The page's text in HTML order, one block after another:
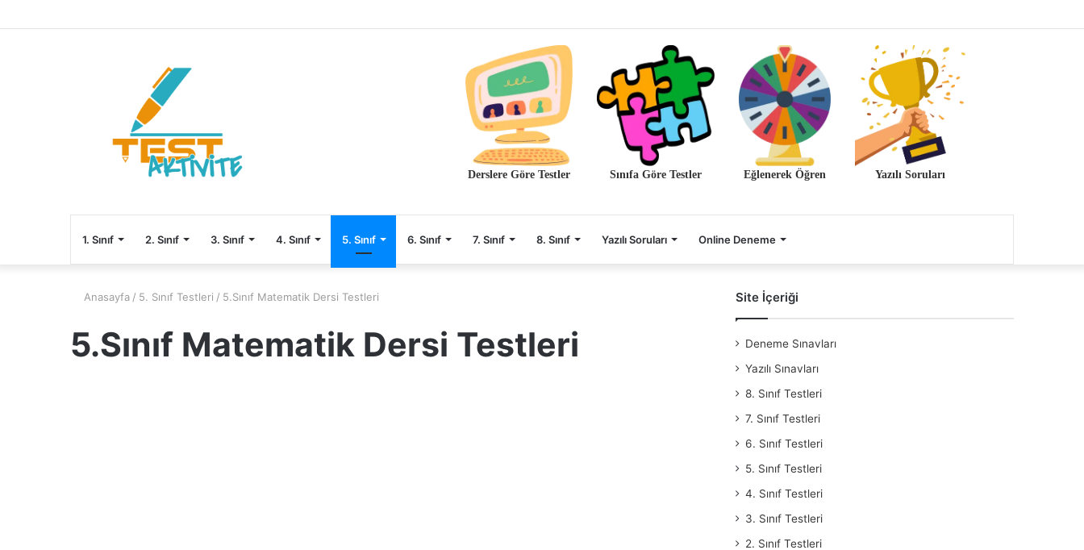
Derslere Göre Testler Sınıfa Göre Testler Eğlenerek Öğren Yazılı Soruları
1. Sınıf 2. Sınıf 3. Sınıf 4. Sınıf 5. Sınıf 6. Sınıf 7. Sınıf 8. Sınıf Yazılı Soruları Online Deneme
Anasayfa / 5. Sınıf Testleri / 5.Sınıf Matematik Dersi Testleri
5.Sınıf Matematik Dersi Testleri
Site İçeriği
Deneme Sınavları
Yazılı Sınavları
8. Sınıf Testleri
7. Sınıf Testleri
6. Sınıf Testleri
5. Sınıf Testleri
4. Sınıf Testleri
3. Sınıf Testleri
2. Sınıf Testleri